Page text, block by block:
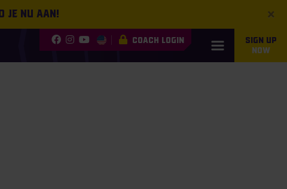
×
je nu aan!
COACH LOGIN
SIGN UP
NOW